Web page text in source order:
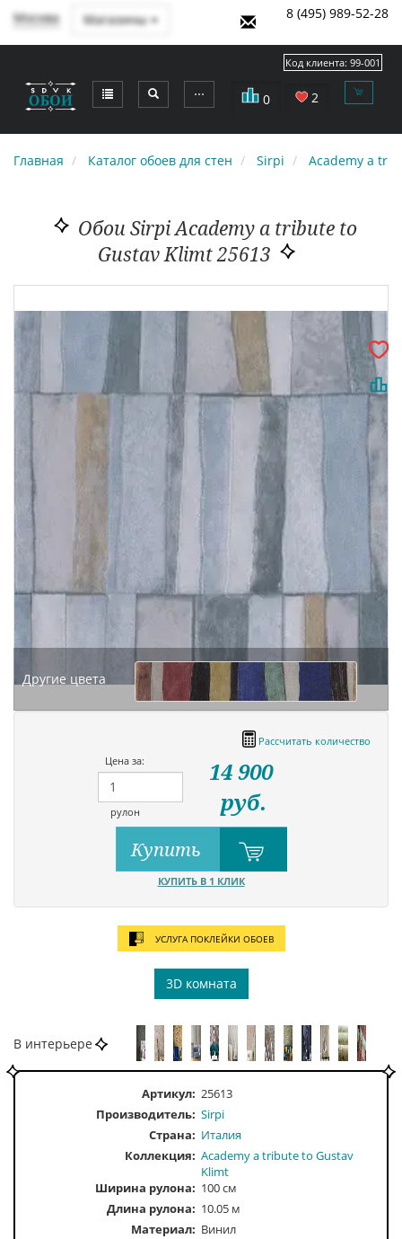
Москва Магазины 8 (495) 989-52-28
⋯ 0 2
Код клиента: 99-001
Главная Каталог обоев для стен Sirpi Academy a
Обои Sirpi Academy a tribute to
Gustav Klimt 25613
Другие цвета
Рассчитать количество
Цена за:
рулон
14 900
руб.
Купить
КУПИТЬ В 1 КЛИК
УСЛУГА ПОКЛЕЙКИ ОБОЕВ
3D комната
В интерьере
Артикул: 25613
Производитель: Sirpi
Страна: Италия
Коллекция: Academy a tribute to Gustav
Klimt
Ширина рулона: 100 см
Длина рулона: 10.05 м
Материал: Винил